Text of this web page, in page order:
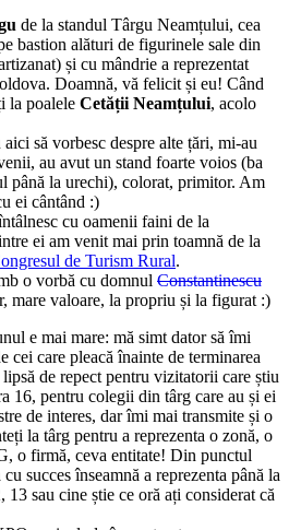
de la standul Târgu Neamțului, cea
bastion alături de figurinele sale din
și cu mândrie a reprezentat
Doamnă, vă felicit și eu! Când
la poalele Cetății Neamțului, acolo
să vorbesc despre alte țări, mi-au
au avut un stand foarte voios (ba
până la urechi), colorat, primitor. Am
ei cântând :)
cu oamenii faini de la
ei am venit mai prin toamnă de la
de Turism Rural.
o vorbă cu domnul Constantinescu
mare valoare, la propriu și la figurat :)
e mai mare: mă simt dator să îmi
cei care pleacă înainte de terminarea
de repect pentru vizitatorii care știu
16, pentru colegii din târg care au și ei
de interes, dar îmi mai transmite și o
la târg pentru a reprezenta o zonă, o
o firmă, ceva entitate! Din punctul
succes înseamnă a reprezenta până la
sau cine știe ce oră ați considerat că